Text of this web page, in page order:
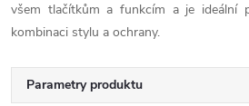
všem tlačítkům a funkcím a je ideální
kombinaci stylu a ochrany.
Parametry produktu